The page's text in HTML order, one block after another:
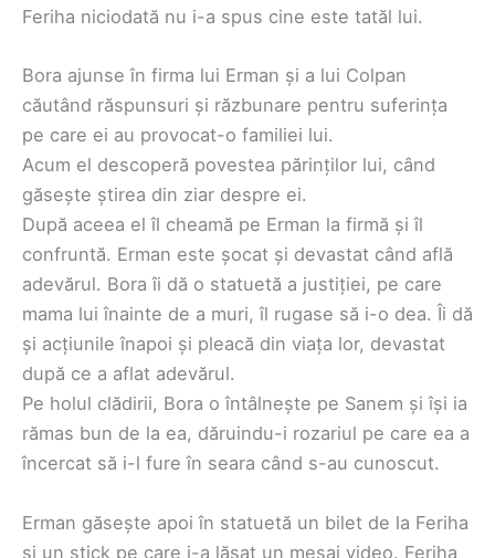
Feriha niciodată nu i-a spus cine este tatăl lui.
Bora ajunse în firma lui Erman și a lui Colpan
căutând răspunsuri și răzbunare pentru suferința
pe care ei au provocat-o familiei lui.
Acum el descoperă povestea părinților lui, când
găsește știrea din ziar despre ei.
După aceea el îl cheamă pe Erman la firmă și îl
confruntă. Erman este șocat și devastat când află
adevărul. Bora îi dă o statuetă a justiției, pe care
mama lui înainte de a muri, îl rugase să i-o dea. Îi dă
și acțiunile înapoi și pleacă din viața lor, devastat
după ce a aflat adevărul.
Pe holul clădirii, Bora o întâlnește pe Sanem și își ia
rămas bun de la ea, dăruindu-i rozariul pe care ea a
încercat să i-l fure în seara când s-au cunoscut.
Erman găsește apoi în statuetă un bilet de la Feriha
și un stick pe care i-a lăsat un mesaj video. Feriha